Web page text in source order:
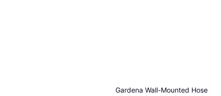
Gardena Wall-Mounted Hose